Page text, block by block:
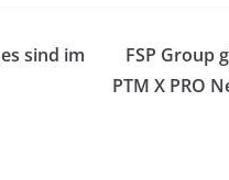
sind im
FSP Group
PTM X PRO